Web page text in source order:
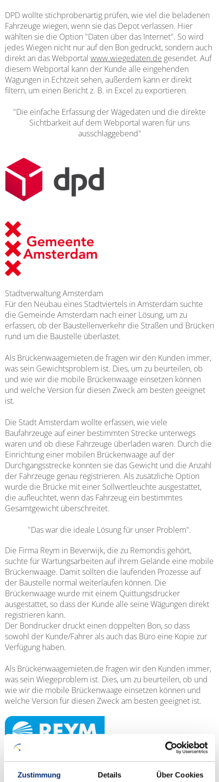
Zustimmung Details Über Cookies
DPD wollte stichprobenartig prüfen, wie viel die beladenen
Fahrzeuge wiegen, wenn sie das Depot verlassen. Hier
wählten sie die Option "Daten über das Internet". So wird
jedes Wiegen nicht nur auf den Bon gedruckt, sondern auch
direkt an das Webportal www.wiegedaten.de gesendet. Auf
diesem Webportal kann der Kunde alle eingehenden
Wägungen in Echtzeit sehen, außerdem kann er direkt
filtern, um einen Bericht z. B. in Excel zu exportieren.
"Die einfache Erfassung der Wägedaten und die direkte
Sichtbarkeit auf dem Webportal waren für uns
ausschlaggebend"
Stadtverwaltung Amsterdam
Für den Neubau eines Stadtviertels in Amsterdam suchte
die Gemeinde Amsterdam nach einer Lösung, um zu
erfassen, ob der Baustellenverkehr die Straßen und Brücken
rund um die Baustelle überlastet.
Als Brückenwaagemieten.de fragen wir den Kunden immer,
was sein Gewichtsproblem ist. Dies, um zu beurteilen, ob
und wie wir die mobile Brückenwaage einsetzen können
und welche Version für diesen Zweck am besten geeignet
ist.
Die Stadt Amsterdam wollte erfassen, wie viele
Baufahrzeuge auf einer bestimmten Strecke unterwegs
waren und ob diese Fahrzeuge überladen waren. Durch die
Einrichtung einer mobilen Brückenwaage auf der
Durchgangsstrecke konnten sie das Gewicht und die Anzahl
der Fahrzeuge genau registrieren. Als zusätzliche Option
wurde die Brücke mit einer Sollwertleuchte ausgestattet,
die aufleuchtet, wenn das Fahrzeug ein bestimmtes
Gesamtgewicht überschreitet.
"Das war die ideale Lösung für unser Problem".
Die Firma Reym in Beverwijk, die zu Remondis gehört,
suchte für Wartungsarbeiten auf ihrem Gelände eine mobile
Brückenwaage. Damit sollten die laufenden Prozesse auf
der Baustelle normal weiterlaufen können. Die
Brückenwaage wurde mit einem Quittungsdrucker
ausgestattet, so dass der Kunde alle seine Wägungen direkt
registrieren kann.
Der Bondrucker druckt einen doppelten Bon, so dass
sowohl der Kunde/Fahrer als auch das Büro eine Kopie zur
Verfügung haben.
Als Brückenwaagemieten.de fragen wir den Kunden immer,
was sein Wiegeproblem ist. Dies, um zu beurteilen, ob und
wie wir die mobile Brückenwaage einsetzen können und
welche Version für diesen Zweck am besten geeignet ist.